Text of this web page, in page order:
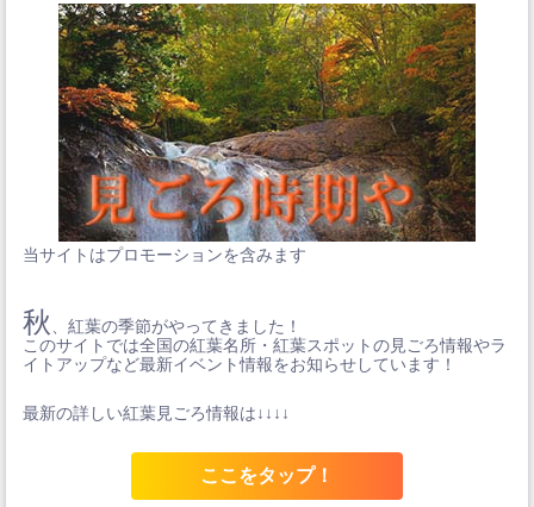
当サイトはプロモーションを含みます
秋
、紅葉の季節がやってきました！
このサイトでは全国の紅葉名所・紅葉スポットの見ごろ情報やラ
イトアップなど最新イベント情報をお知らせしています！
最新の詳しい紅葉見ごろ情報は↓↓↓↓
ここをタップ！